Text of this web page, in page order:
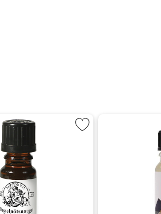
Markera Doftolja - Hasselnötsnougat som favorit